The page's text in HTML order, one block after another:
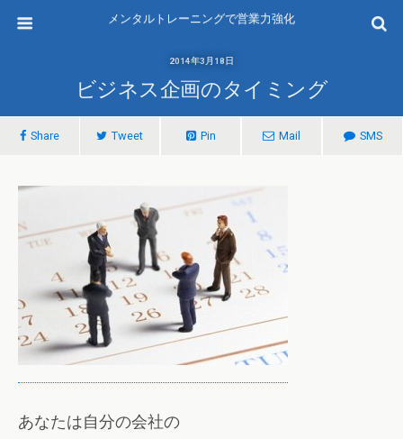
メンタルトレーニングで営業力強化
2014年3月18日
ビジネス企画のタイミング
Share Tweet Pin Mail SMS
あなたは自分の会社の